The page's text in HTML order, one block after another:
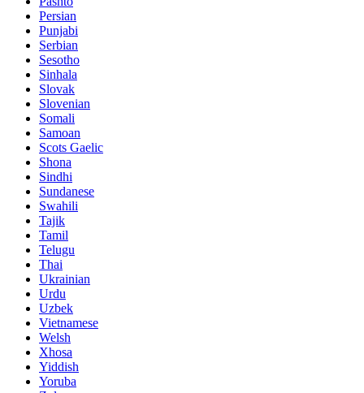
Persian
Punjabi
Serbian
Sesotho
Sinhala
Slovak
Slovenian
Somali
Samoan
Scots Gaelic
Shona
Sindhi
Sundanese
Swahili
Tajik
Tamil
Telugu
Thai
Ukrainian
Urdu
Uzbek
Vietnamese
Welsh
Xhosa
Yiddish
Yoruba